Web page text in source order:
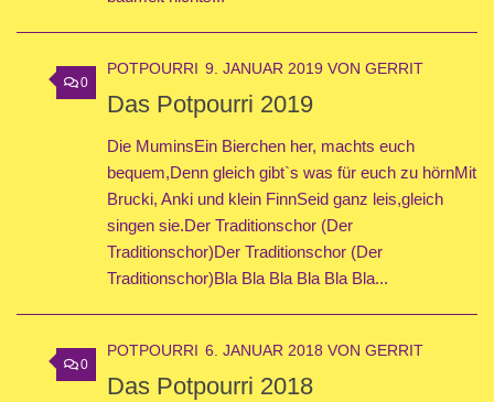
0
POTPOURRI 9. JANUAR 2019 VON GERRIT
Das Potpourri 2019
Die MuminsEin Bierchen her, machts euch
bequem,Denn gleich gibt`s was für euch zu hörnMit
Brucki, Anki und klein FinnSeid ganz leis,gleich
singen sie.Der Traditionschor (Der
Traditionschor)Der Traditionschor (Der
Traditionschor)Bla Bla Bla Bla Bla Bla...
0
POTPOURRI 6. JANUAR 2018 VON GERRIT
Das Potpourri 2018